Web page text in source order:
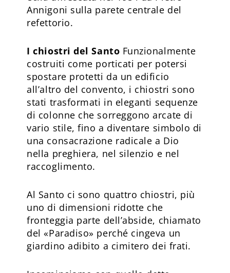
Annigoni sulla parete centrale del
refettorio.
I chiostri del Santo Funzionalmente
costruiti come porticati per potersi
spostare protetti da un edificio
all’altro del convento, i chiostri sono
stati trasformati in eleganti sequenze
di colonne che sorreggono arcate di
vario stile, fino a diventare simbolo di
una consacrazione radicale a Dio
nella preghiera, nel silenzio e nel
raccoglimento.
Al Santo ci sono quattro chiostri, più
uno di dimensioni ridotte che
fronteggia parte dell’abside, chiamato
del «Paradiso» perché cingeva un
giardino adibito a cimitero dei frati.